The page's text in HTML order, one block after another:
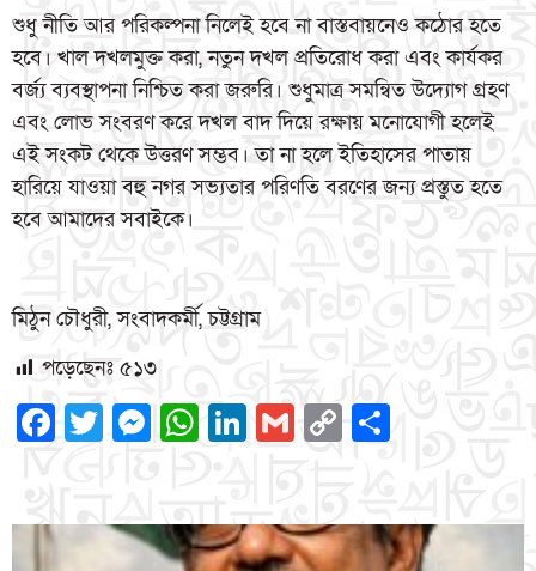
শুধু নীতি আর পরিকল্পনা নিলেই হবে না বাস্তবায়নেও কঠোর হতে
হবে। খাল দখলমুক্ত করা, নতুন দখল প্রতিরোধ করা এবং কার্যকর
বর্জ্য ব্যবস্থাপনা নিশ্চিত করা জরুরি। শুধুমাত্র সমন্বিত উদ্যোগ গ্রহণ
এবং লোভ সংবরণ করে দখল বাদ দিয়ে রক্ষায় মনোযোগী হলেই
এই সংকট থেকে উত্তরণ সম্ভব। তা না হলে ইতিহাসের পাতায়
হারিয়ে যাওয়া বহু নগর সভ্যতার পরিণতি বরণের জন্য প্রস্তুত হতে
হবে আমাদের সবাইকে।
মিঠুন চৌধুরী, সংবাদকর্মী, চট্টগ্রাম
পড়েছেনঃ ৫১৩
Facebook
Twitter
Messenger
WhatsApp
LinkedIn
GmailCopyShare